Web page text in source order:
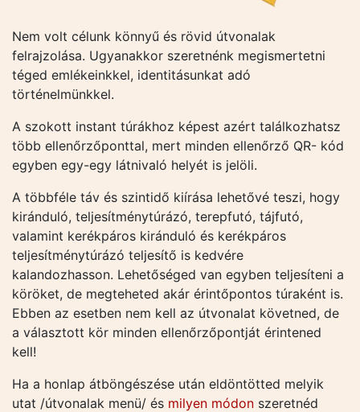
Nem volt célunk könnyű és rövid útvonalak
felrajzolása. Ugyanakkor szeretnénk megismertetni
téged emlékeinkkel, identitásunkat adó
történelmünkkel.
A szokott instant túrákhoz képest azért találkozhatsz
több ellenőrzőponttal, mert minden ellenőrző QR- kód
egyben egy-egy látnivaló helyét is jelöli.
A többféle táv és szintidő kiírása lehetővé teszi, hogy
kiránduló, teljesítménytúrázó, terepfutó, tájfutó,
valamint kerékpáros kiránduló és kerékpáros
teljesítménytúrázó teljesítő is kedvére
kalandozhasson. Lehetőséged van egyben teljesíteni a
köröket, de megteheted akár érintőpontos túraként is.
Ebben az esetben nem kell az útvonalat követned, de
a választott kör minden ellenőrzőpontját érintened
kell!
Ha a honlap átböngészése után eldöntötted melyik
utat /útvonalak menü/ és milyen módon szeretnéd